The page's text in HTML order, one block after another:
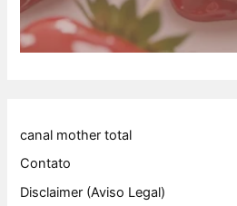
canal mother total
Contato
Disclaimer (Aviso Legal)